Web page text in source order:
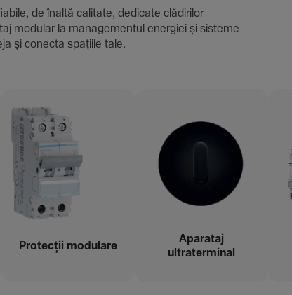
de înaltă cali­tate, dedi­cate clădi­rilor
modular la managementul energiei și sisteme
și conecta spațiile tale.
Protecții modu­lare
Aparataj
ultraterminal